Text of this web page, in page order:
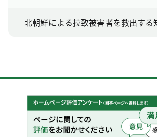
北朝鮮による拉致被害者を救出する